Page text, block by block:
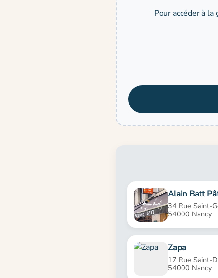
Pour accéder à
Alain Batt
34 Rue Saint-
54000 Nancy
Zapa
17 Rue Saint-
54000 Nancy